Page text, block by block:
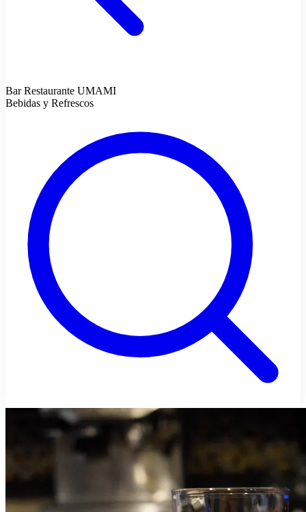
Bar Restaurante UMAMI
Bebidas y Refrescos